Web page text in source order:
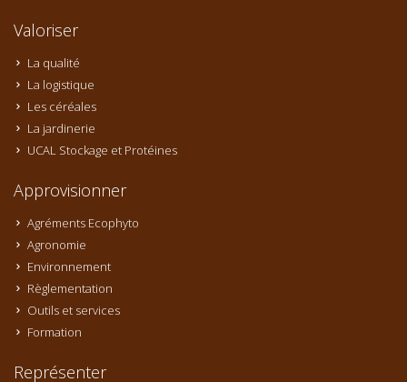
Valoriser
La qualité
La logistique
Les céréales
La jardinerie
UCAL Stockage et Protéines
Approvisionner
Agréments Ecophyto
Agronomie
Environnement
Règlementation
Outils et services
Formation
Représenter